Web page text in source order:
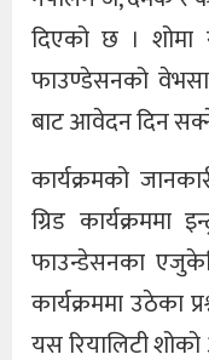
दिएको छ । शोमा
फाउण्डेसनको
बाट आवेदन दिन
कार्यक्रमको
ग्रिड कार्यक्रममा
फाउन्डेसनका
कार्यक्रममा उठेका
यस रियालिटी शोको